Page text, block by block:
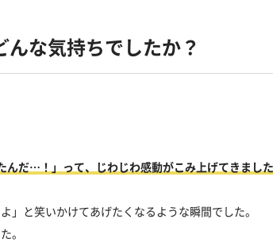
んな気持ちでしたか？
んだ…！」って、じわじわ感動がこみ上げてきました
と笑いかけてあげたくなるような瞬間でした。
。